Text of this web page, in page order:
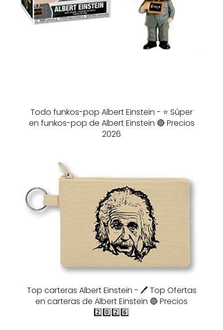
Todo funkos-pop Albert Einstein - ⭐️ Súper
en funkos-pop de Albert Einstein 🔴 Precios
2026
Top carteras Albert Einstein - 🖊️ Top Ofertas
en carteras de Albert Einstein 🔵 Precios
2️⃣0️⃣2️⃣6️⃣